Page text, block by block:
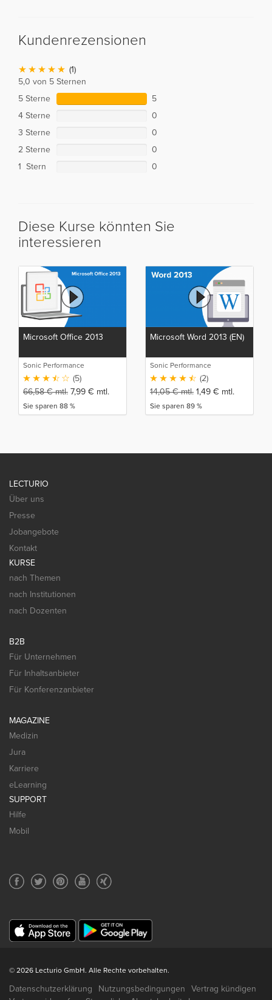
Kundenrezensionen
(1)
5,0 von 5 Sternen
5 Sterne
5
4 Sterne
0
3 Sterne
0
2 Sterne
0
1 Stern
0
Diese Kurse könnten Sie
interessieren
Microsoft Office 2013
Sonic Performance
(5)
66,58€mtl. 7,99 € mtl.
Sie sparen 88 %
Microsoft Word 2013 (EN)
Sonic Performance
(2)
14,05€mtl. 1,49 € mtl.
Sie sparen 89 %
LECTURIO
Über uns
Presse
Jobangebote
Kontakt
KURSE
nach Themen
nach Institutionen
nach Dozenten
B2B
Für Unternehmen
Für Inhaltsanbieter
Für Konferenzanbieter
MAGAZINE
Medizin
Jura
Karriere
eLearning
SUPPORT
Hilfe
Mobil
© 2026 Lecturio GmbH. Alle Rechte vorbehalten.
Datenschutzerklärung Nutzungsbedingungen
Vertrag kündigen